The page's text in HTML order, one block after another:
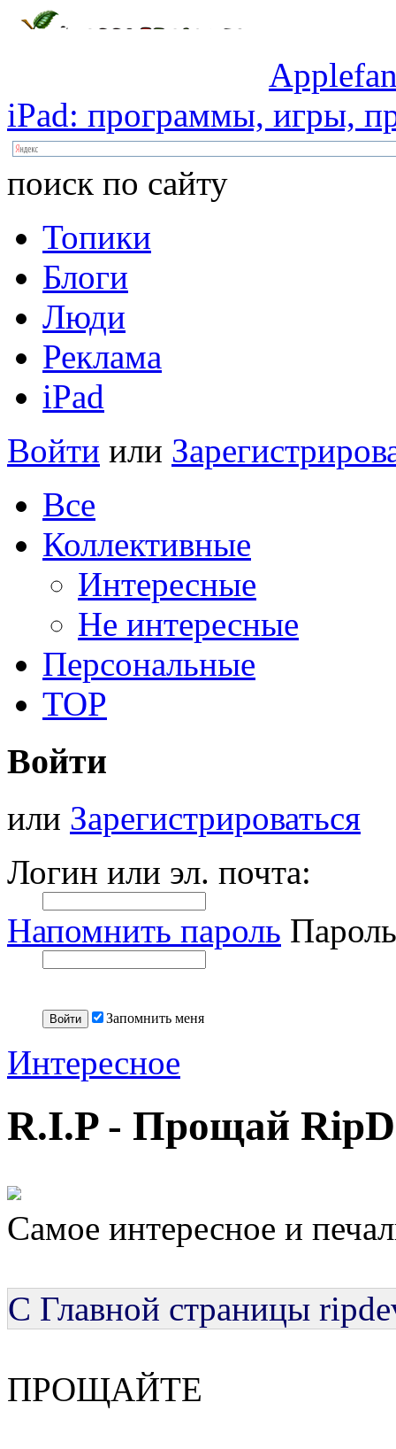
iPad: программы, игры,
поиск по сайту
Топики
Блоги
Люди
Реклама
iPad
Войти или
Все
Коллективные
Интересные
Не интересные
Персональные
TOP
Войти
или Зарегистрироваться
Логин или эл. почта:
Напомнить пароль
Запомнить меня
Интересное
R.I.P - Прощай
Самое интересное и
С Главной страницы
ПРОЩАЙТЕ